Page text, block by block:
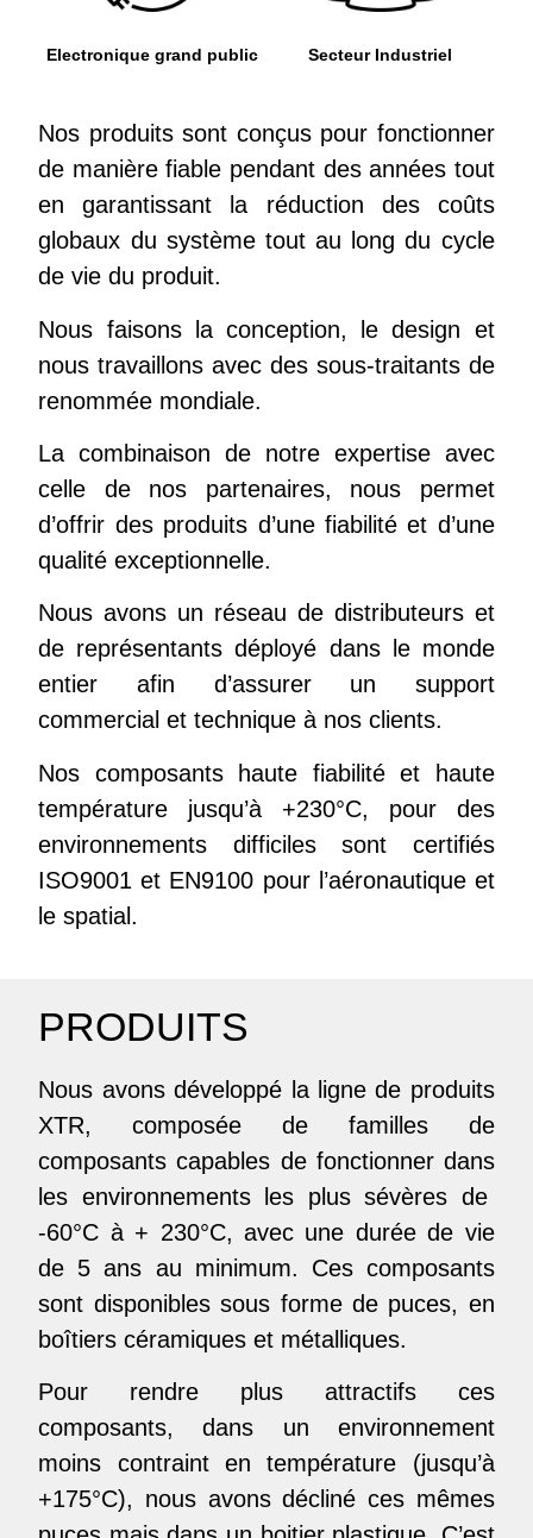
Electronique grand public Secteur Industriel
Nos produits sont conçus pour fonctionner
de manière fiable pendant des années tout
en garantissant la réduction des coûts
globaux du système tout au long du cycle
de vie du produit.
Nous faisons la conception, le design et
nous travaillons avec des sous-traitants de
renommée mondiale.
La combinaison de notre expertise avec
celle de nos partenaires, nous permet
d’offrir des produits d’une fiabilité et d’une
qualité exceptionnelle.
Nous avons un réseau de distributeurs et
de représentants déployé dans le monde
entier afin d’assurer un support
commercial et technique à nos clients.
Nos composants haute fiabilité et haute
température jusqu’à +230°C, pour des
environnements difficiles sont certifiés
ISO9001 et EN9100 pour l’aéronautique et
le spatial.
PRODUITS
Nous avons développé la ligne de produits
XTR, composée de familles de
composants capables de fonctionner dans
les environnements les plus sévères de
-60°C à + 230°C, avec une durée de vie
de 5 ans au minimum. Ces composants
sont disponibles sous forme de puces, en
boîtiers céramiques et métalliques.
Pour rendre plus attractifs ces
composants, dans un environnement
moins contraint en température (jusqu’à
+175°C), nous avons décliné ces mêmes